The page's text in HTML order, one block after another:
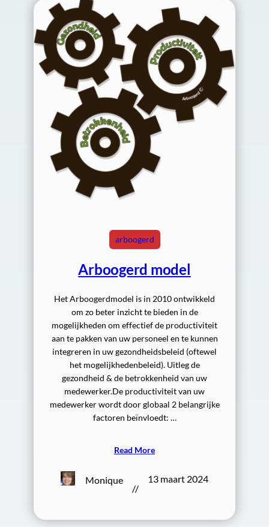
arboogerd
Arboogerd model
Het Arboogerdmodel is in 2010 ontwikkeld
om zo beter inzicht te bieden in de
mogelijkheden om effectief de productiviteit
aan te pakken van uw personeel en te kunnen
integreren in uw gezondheidsbeleid (oftewel
het mogelijkhedenbeleid). Uitleg de
gezondheid & de betrokkenheid van uw
medewerker.De productiviteit van uw
medewerker wordt door globaal 2 belangrijke
factoren beïnvloedt: …
Read More
Monique
//
13 maart 2024